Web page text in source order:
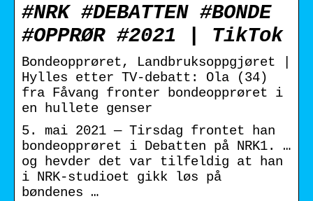
#NRK #DEBATTEN #BONDE
#OPPRØR #2021 | TikTok
Bondeopprøret, Landbruksoppgjøret |
Hylles etter TV-debatt: Ola (34)
fra Fåvang fronter bondeopprøret i
en hullete genser
5. mai 2021 — Tirsdag frontet han
bondeopprøret i Debatten på NRK1. …
og hevder det var tilfeldig at han
i NRK-studioet gikk løs på
bøndenes …